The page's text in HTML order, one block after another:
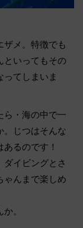
ザメ。特徴でも
といってもその
てしまいま
ら・海の中で一
。じつはそんな
るのです！
イビングとさ
ゃんまで楽しめ
。